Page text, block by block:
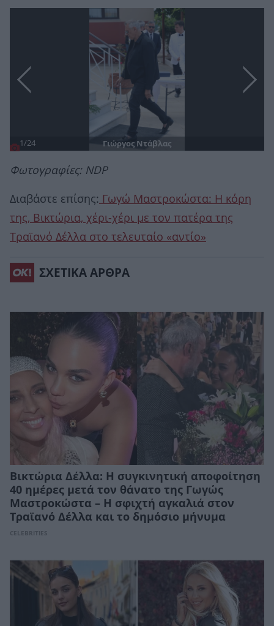
Γιώργος Ντάβλας
1/24
Φωτογραφίες: NDP
Διαβάστε επίσης: Γωγώ Μαστροκώστα: Η κόρη
της, Βικτώρια, χέρι-χέρι με τον πατέρα της
Τραϊανό Δέλλα στο τελευταίο «αντίο»
ΣΧΕΤΙΚΑ ΑΡΘΡΑ
Βικτώρια Δέλλα: Η συγκινητική αποφοίτηση
40 ημέρες μετά τον θάνατο της Γωγώς
Μαστροκώστα – Η σφιχτή αγκαλιά στον
Τραϊανό Δέλλα και το δημόσιο μήνυμα
CELEBRITIES